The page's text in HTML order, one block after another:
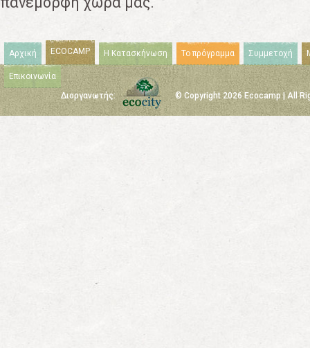
Αρχική ECOCAMP Η Κατασκήνωση Το πρόγραμμα Συμμετοχή
Επικοινωνία
Διοργανωτής:
© Copyright 2026 Ecocamp | All